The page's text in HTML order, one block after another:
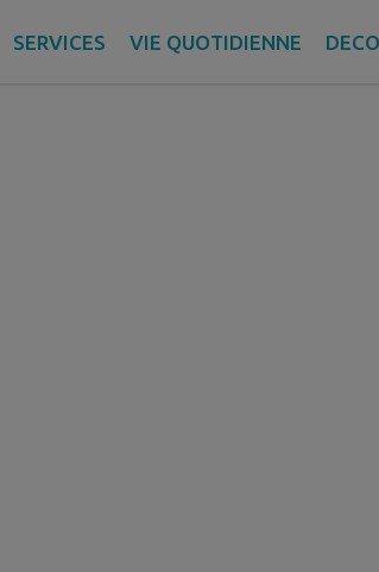
SERVICES VIE QUOTIDIENNE
L'Enclume